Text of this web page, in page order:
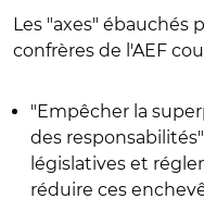
Les "axes" ébauchés
confrères de l'AEF
"Empêcher la
des
législatives et
réduire ces